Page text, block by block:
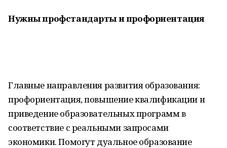
Нужны профстандарты и профориентация
Главные направления развития образования:
профориентация, повышение квалификации и
приведение образовательных программ в
соответствие с реальными запросами
экономики. Помогут дуальное образование